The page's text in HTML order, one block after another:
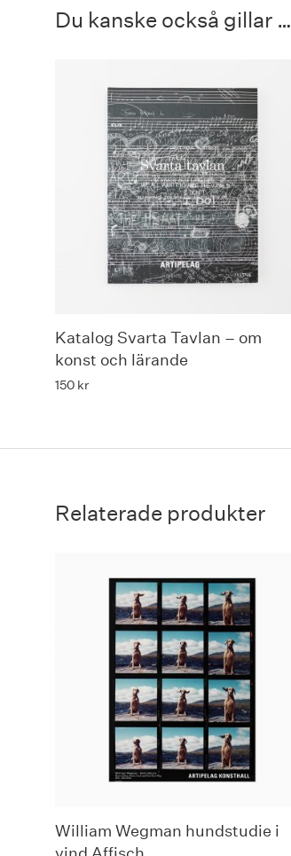
Du kanske också gillar …
Katalog Svarta Tavlan – om
konst och lärande
150 kr
Relaterade produkter
William Wegman hundstudie i